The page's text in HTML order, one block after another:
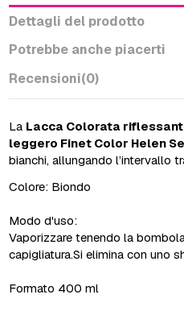
Dettagli del prodotto
Potrebbe anche piacerti
Recensioni(0)
La Lacca Colorata
leggero Finet Color Helen
bianchi, allungando l’intervallo
Colore: Biondo
Modo d'uso:
Vaporizzare tenendo la
capigliatura.Si elimina con uno
Formato 400 ml